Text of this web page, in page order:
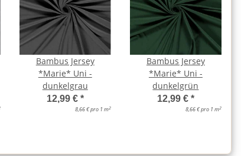
Bambus Jersey
*Marie* Uni -
dunkelgrau
12,99 € *
8,66 € pro 1 m2
Bambus Jersey
*Marie* Uni -
dunkelgrün
12,99 € *
8,66 € pro 1 m2